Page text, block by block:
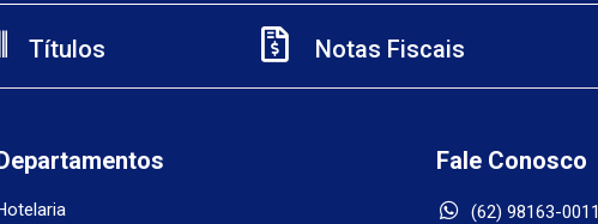
Títulos Notas Fiscais
Fale Conosco
(62) 98163-0011